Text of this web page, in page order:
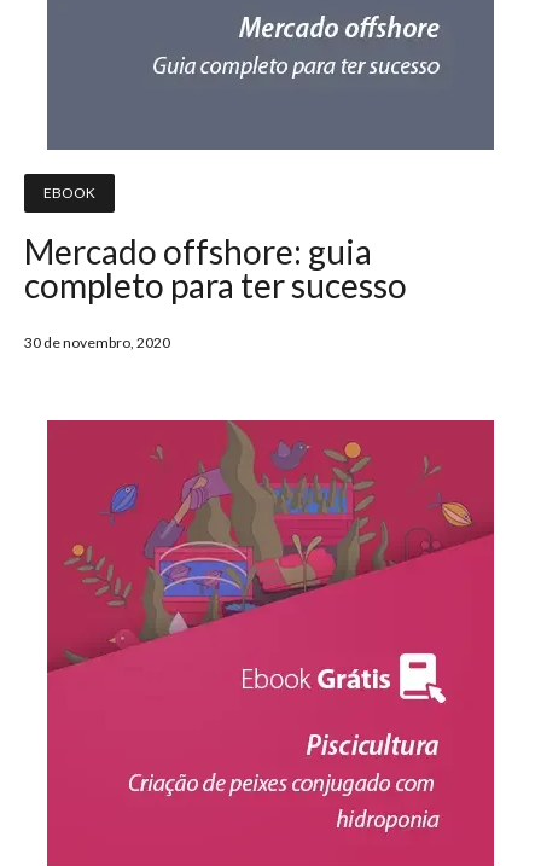
EBOOK
Mercado offshore: guia
completo para ter sucesso
30 de novembro, 2020